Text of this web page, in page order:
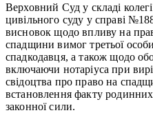
Верховний Суд у складі
цивільного суду у справі
висновок щодо впливу на
спадщини вимог третьої
спадкодавця, а також щодо
включаючи нотаріуса при
свідоцтва про право на
встановлення факту
законної сили.